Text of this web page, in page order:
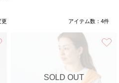
更 アイテム数： 4件
SOLD OUT